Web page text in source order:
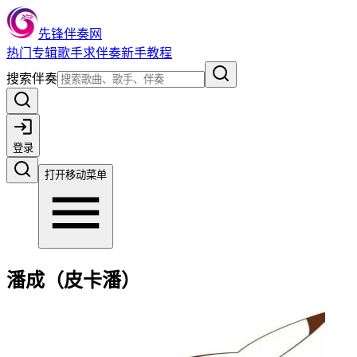
先锋伴奏网
热门 专辑歌手求伴奏新手教程
搜索伴奏
登录
打开移动菜单
潘成（皮卡潘）